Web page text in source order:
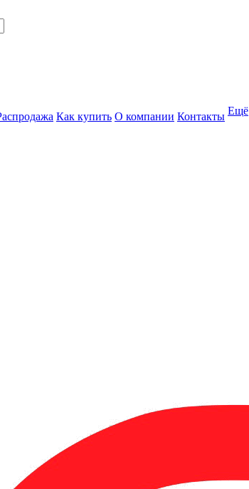
Как купить О компании Контакты Ещё